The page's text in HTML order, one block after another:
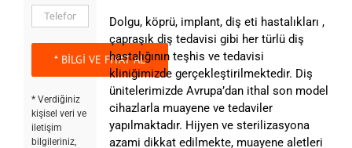
* Verdiğiniz
kişisel veri ve
iletişim
bilgileriniz,
Dolgu, köprü, implant, diş eti hastalıkları ,
çapraşık diş tedavisi gibi her türlü diş
hastalığının teşhis ve tedavisi
kliniğimizde gerçekleştirilmektedir. Diş
ünitelerimizde Avrupa’dan ithal son model
cihazlarla muayene ve tedaviler
yapılmaktadır. Hijyen ve sterilizasyona
azami dikkat edilmekte, muayene aletleri